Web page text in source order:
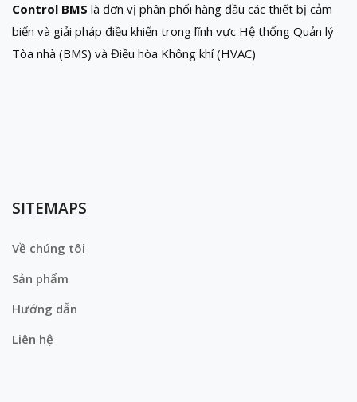
Control BMS là đơn vị phân phối hàng đầu các thiết bị cảm
biến và giải pháp điều khiển trong lĩnh vực Hệ thống Quản lý
Tòa nhà (BMS) và Điều hòa Không khí (HVAC)
SITEMAPS
Về chúng tôi
Sản phẩm
Hướng dẫn
Liên hệ